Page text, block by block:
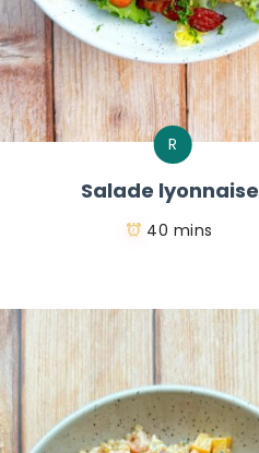
R
Salade lyonnaise
40 mins